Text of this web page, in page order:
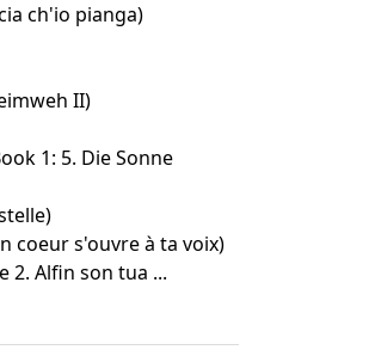
ch'io pianga)
II)
1: 5. Die Sonne
coeur s'ouvre à ta voix)
2. Alfin son tua ...